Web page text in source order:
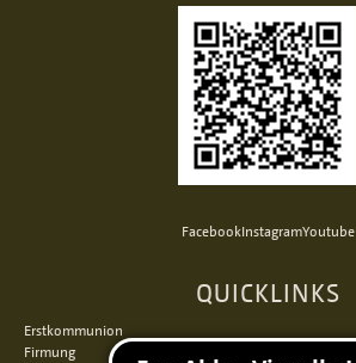
FacebookInstagramYoutube
QUICKLINKS
Erstkommunion
Firmung